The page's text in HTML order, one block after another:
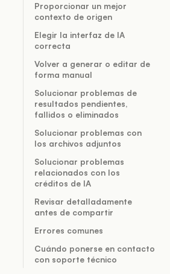
Proporcionar un mejor
contexto de origen
Elegir la interfaz de IA
correcta
Volver a generar o editar de
forma manual
Solucionar problemas de
resultados pendientes,
fallidos o eliminados
Solucionar problemas con
los archivos adjuntos
Solucionar problemas
relacionados con los
créditos de IA
Revisar detalladamente
antes de compartir
Errores comunes
Cuándo ponerse en contacto
con soporte técnico